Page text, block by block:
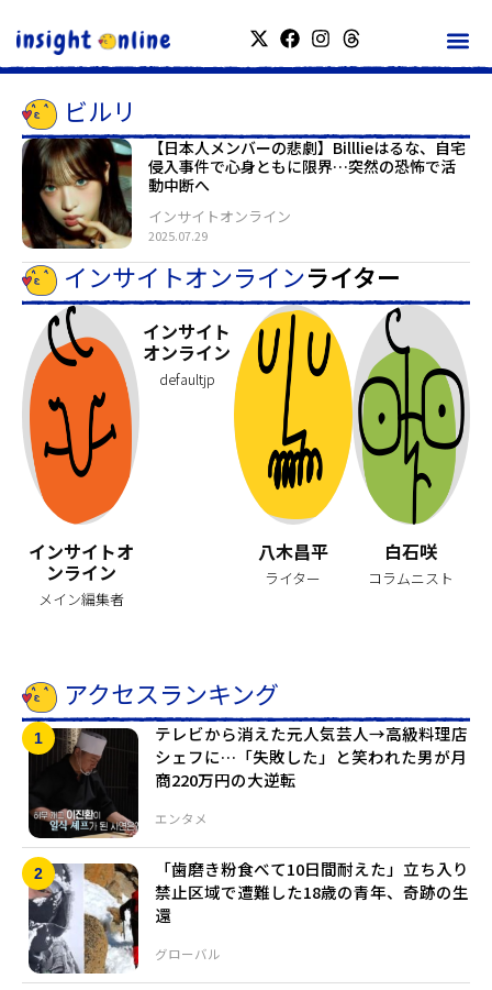
ビルリ
【日本人メンバーの悲劇】Billlieはるな、自宅
侵入事件で心身ともに限界…突然の恐怖で活
動中断へ
2025.07.29
インサイトオンライン
インサイトオンラインライター
インサイトオ
ンライン
メイン編集者
インサイト
オンライン
defaultjp
八木昌平
ライター
白石咲
コラムニスト
アクセスランキング
エンタメ
テレビから消えた元人気芸人→高級料理店
シェフに…「失敗した」と笑われた男が月
商220万円の大逆転
グローバル
「歯磨き粉食べて10日間耐えた」立ち入り
禁止区域で遭難した18歳の青年、奇跡の生
還